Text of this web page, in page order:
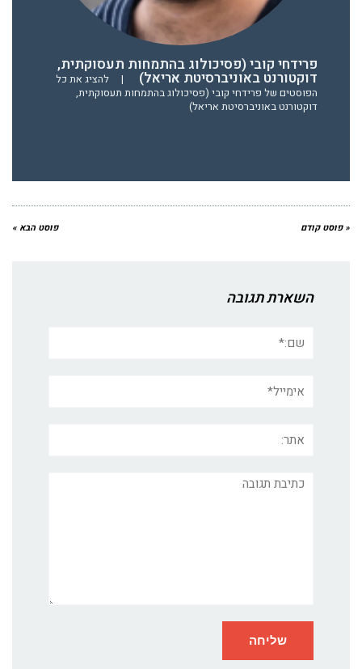
פרידחי קובי (פסיכולוג בהתמחות תעסוקתית,
דוקטורנט באוניברסיטת אריאל) |
להציג את כל
הפוסטים של פרידחי קובי (פסיכולוג בהתמחות תעסוקתית,
דוקטורנט באוניברסיטת אריאל)
« פוסט קודם פוסט הבא »
השארת תגובה
תגובה